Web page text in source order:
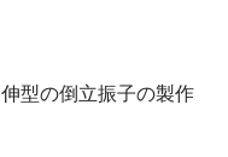
型の倒立振子の製作